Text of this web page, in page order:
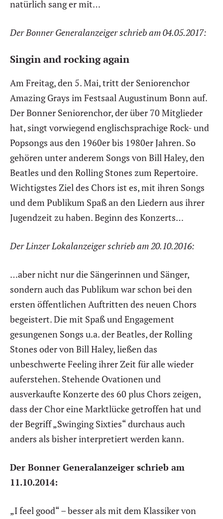
natürlich sang er mit…
Der Bonner Generalanzeiger schrieb am 04.05.2017:
Singin and rocking again
Am Freitag, den 5. Mai, tritt der Seniorenchor
Amazing Grays im Festsaal Augustinum Bonn auf.
Der Bonner Seniorenchor, der über 70 Mitglieder
hat, singt vorwiegend englischsprachige Rock- und
Popsongs aus den 1960er bis 1980er Jahren. So
gehören unter anderem Songs von Bill Haley, den
Beatles und den Rolling Stones zum Repertoire.
Wichtigstes Ziel des Chors ist es, mit ihren Songs
und dem Publikum Spaß an den Liedern aus ihrer
Jugendzeit zu haben. Beginn des Konzerts…
Der Linzer Lokalanzeiger schrieb am 20.10.2016:
…aber nicht nur die Sängerinnen und Sänger,
sondern auch das Publikum war schon bei den
ersten öffentlichen Auftritten des neuen Chors
begeistert. Die mit Spaß und Engagement
gesungenen Songs u.a. der Beatles, der Rolling
Stones oder von Bill Haley, ließen das
unbeschwerte Feeling ihrer Zeit für alle wieder
auferstehen. Stehende Ovationen und
ausverkaufte Konzerte des 60 plus Chors zeigen,
dass der Chor eine Marktlücke getroffen hat und
der Begriff „Swinging Sixties“ durchaus auch
anders als bisher interpretiert werden kann.
Der Bonner Generalanzeiger schrieb am
11.10.2014:
„I feel good“ – besser als mit dem Klassiker von